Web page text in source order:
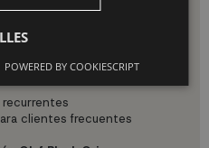
clientes frecuentes
POWERED BY COOKIESCRIPT